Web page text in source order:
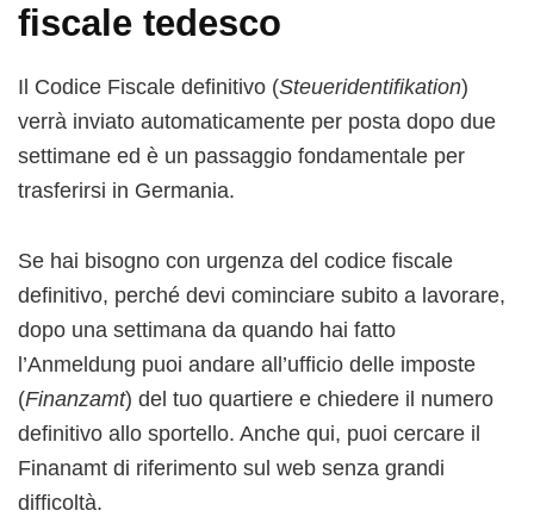
fiscale tedesco
Il Codice Fiscale definitivo (Steueridentifikation)
verrà inviato automaticamente per posta dopo due
settimane ed è un passaggio fondamentale per
trasferirsi in Germania.
Se hai bisogno con urgenza del codice fiscale
definitivo, perché devi cominciare subito a lavorare,
dopo una settimana da quando hai fatto
l’Anmeldung puoi andare all’ufficio delle imposte
(Finanzamt) del tuo quartiere e chiedere il numero
definitivo allo sportello. Anche qui, puoi cercare il
Finanamt di riferimento sul web senza grandi
difficoltà.